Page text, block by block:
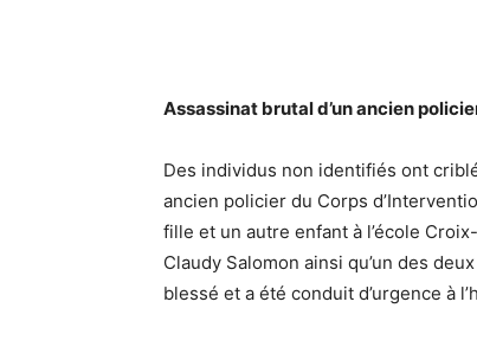
Assassinat brutal d’un ancien
Des individus non identifiés ont
ancien policier du Corps
fille et un autre enfant à l’école
Claudy Salomon ainsi qu’un des
blessé et a été conduit d’urgence à